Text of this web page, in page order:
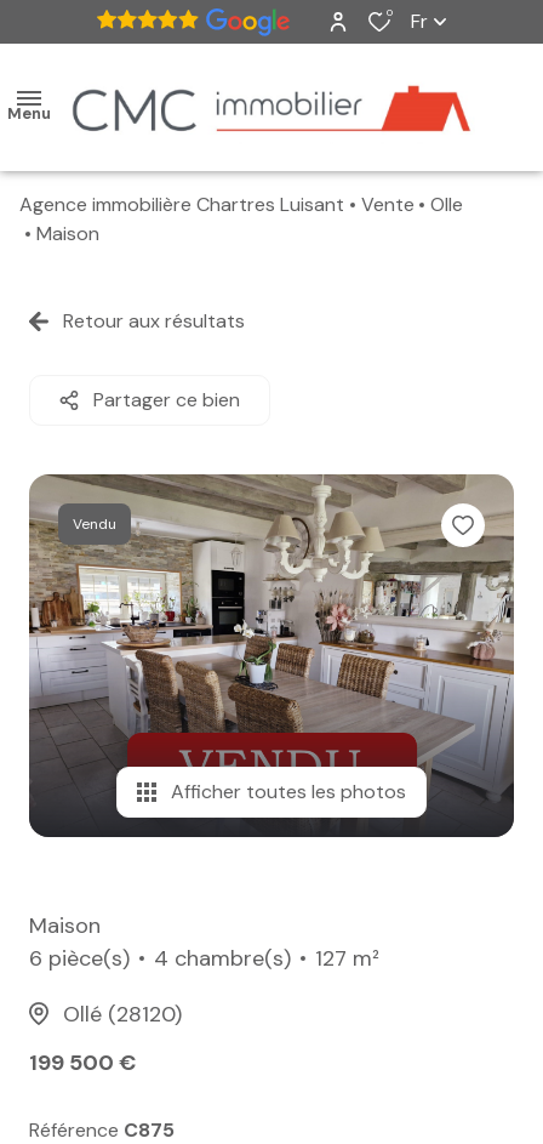
0 Fr
Menu
accueil
vendus
estimation
alerte
e-mail
notre
agence
nos
honoraires
contact
Agence immobilière Chartres Luisant Vente
Olle
Maison
Retour aux résultats
Partager ce bien
Vendu
Afficher toutes les photos
Maison
6 pièce(s)
4 chambre(s)
127 m²
Ollé (28120)
199 500 €
Référence C875